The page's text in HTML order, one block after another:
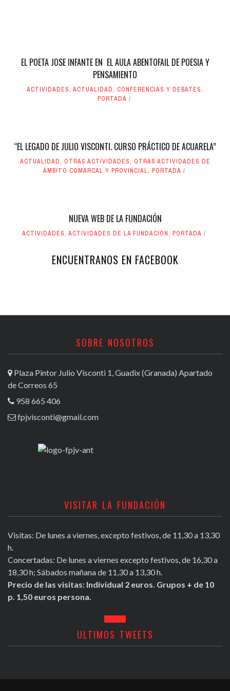
EL POETA JOSE INFANTE EN EL AULA ABENTOFAIL DE POESIA Y
PENSAMIENTO
ACTIVIDADES, ACTUALIDAD, CONFERENCIAS Y DEBATES,
PORTADA
“EL LEGADO DE JULIO VISCONTI. CURSO PRÁCTICO DE ACUARELA”
ACTUALIDAD, OTRAS ACTIVIDADES, OTRAS ACTIVIDADES DE
ÁMBITO COMARCAL Y PROVINCIAL, PORTADA
NUEVA WEB DE LA FUNDACIÓN
ACTIVIDADES, ACTIVIDADES DE LA FUNDACIÓN, PORTADA
ENCUENTRANOS EN FACEBOOK
SOBRE NOSOTROS
Plaza Pintor Julio Visconti 1, Guadix (Granada) Apartado
de Correos 65
958 665 406
fpjvisconti@gmail.com
VISITAR LA FUNDACIÓN
Visítas: De lunes a viernes, excepto festivos, de 11,30 a 13,30
h.
Concertadas: De lunes a viernes excepto festivos, de 16,30 a
18,30 h; Sábados mañana de 11,30 a 13,30 h.
Precio de las visitas: Individual 2 euros. Grupos + de 10
p. 1,50 euros persona.
ULTIMOS TWEETS